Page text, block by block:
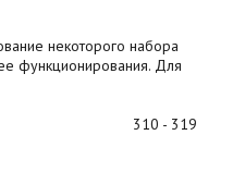
некоторого набора
функционирования. Для
310 - 319